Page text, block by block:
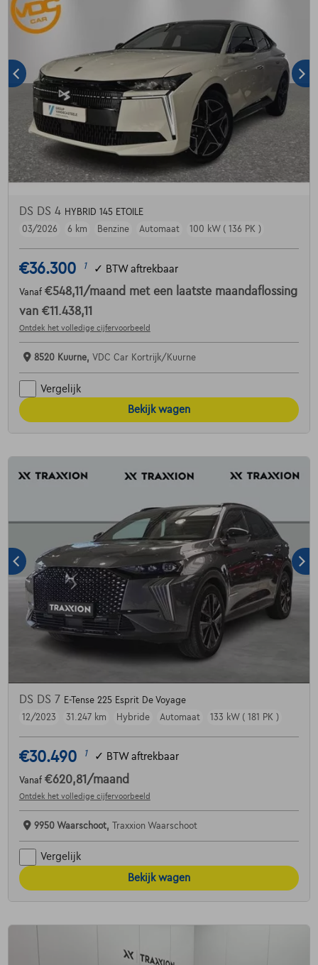
DS DS 4 HYBRID 145 ETOILE
03/2026
6 km Benzine Automaat 100 kW ( 136 PK )
€36.300 1 ✓ BTW aftrekbaar
Vanaf €548,11 /maand met een laatste maandaflossing
van €11.438,11
Ontdek het volledige cijfervoorbeeld
8520 Kuurne, VDC Car Kortrijk/Kuurne
Vergelijk
Bekijk wagen
DS DS 7 E-Tense 225 Esprit De Voyage
12/2023
31.247 km Hybride Automaat 133 kW ( 181 PK )
€30.490 1 ✓ BTW aftrekbaar
Vanaf €620,81 /maand
Ontdek het volledige cijfervoorbeeld
9950 Waarschoot, Traxxion Waarschoot
Vergelijk
Bekijk wagen